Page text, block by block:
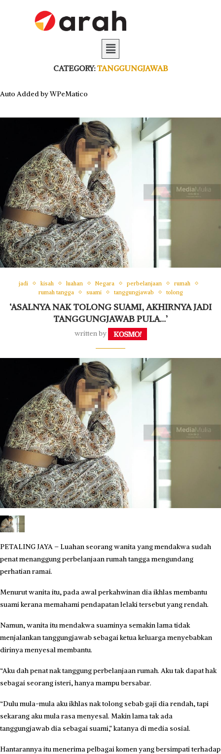
CATEGORY:TANGGUNGJAWAB
Auto Added by WPeMatico
jadi kisah luahan Negara perbelanjaan
rumah
rumah tangga
suami tanggungjawab tolong
‘ASALNYA NAK TOLONG SUAMI, AKHIRNYA JADI
TANGGUNGJAWAB PULA…’
written by
PETALING JAYA – Luahan seorang wanita yang mendakwa sudah
penat menanggung perbelanjaan rumah tangga mengundang
perhatian ramai.
Menurut wanita itu, pada awal perkahwinan dia ikhlas membantu
suami kerana memahami pendapatan lelaki tersebut yang rendah.
Namun, wanita itu mendakwa suaminya semakin lama tidak
menjalankan tanggungjawab sebagai ketua keluarga menyebabkan
dirinya menyesal membantu.
“Aku dah penat nak tanggung perbelanjaan rumah. Aku tak dapat hak
sebagai seorang isteri, hanya mampu bersabar.
“Dulu mula-mula aku ikhlas nak tolong sebab gaji dia rendah, tapi
sekarang aku mula rasa menyesal. Makin lama tak ada
tanggungjawab dia sebagai suami,” katanya di media sosial.
Hantarannya itu menerima pelbagai komen yang bersimpati terhadap